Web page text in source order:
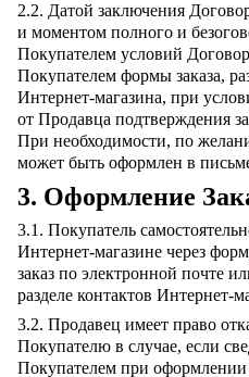
2.2. Датой заключения
и моментом полного и
Покупателем условий
Покупателем формы заказа,
Интернет-магазина, при
от Продавца подтверждения
При необходимости, по
может быть оформлен в
3. Оформление
3.1. Покупатель
Интернет-магазине через
заказ по электронной почте
разделе контактов Интернет-
3.2. Продавец имеет право
Покупателю в случае, если
Покупателем при оформлении